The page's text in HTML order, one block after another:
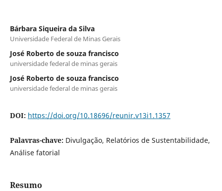
Bárbara Siqueira da Silva
Universidade Federal de Minas Gerais
José Roberto de souza francisco
universidade federal de minas gerais
José Roberto de souza francisco
universidade federal de minas gerais
DOI: https://doi.org/10.18696/reunir.v13i1.1357
Palavras-chave: Divulgação, Relatórios de Sustentabilidade,
Análise fatorial
Resumo